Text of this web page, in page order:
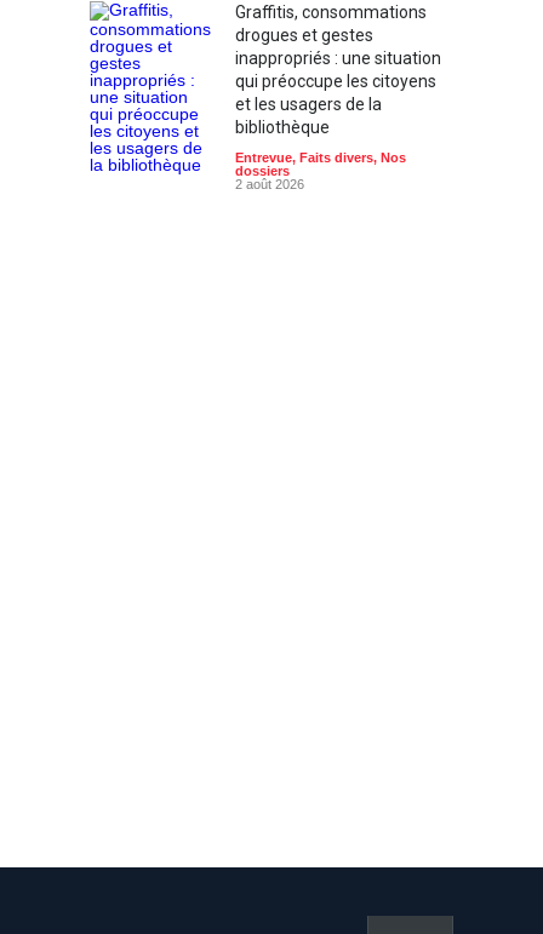
Graffitis, consommations
drogues et gestes
inappropriés : une situation
qui préoccupe les citoyens
et les usagers de la
bibliothèque
Entrevue, Faits divers, Nos
dossiers
2 août 2026